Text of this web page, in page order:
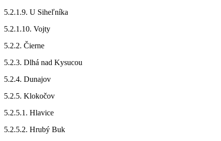
5.2.1.9. U Siheľníka
5.2.1.10. Vojty
5.2.2. Čierne
5.2.3. Dlhá nad Kysucou
5.2.4. Dunajov
5.2.5. Klokočov
5.2.5.1. Hlavice
5.2.5.2. Hrubý Buk